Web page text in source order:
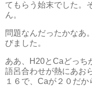
てもらう始末でした。
ん。
問題なんだったかなあ
びました。
ああ、H20とCaどっ
語呂合わせが熱にあお
１６で、Caが２０だ